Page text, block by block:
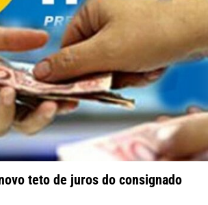
teto de juros do consignado